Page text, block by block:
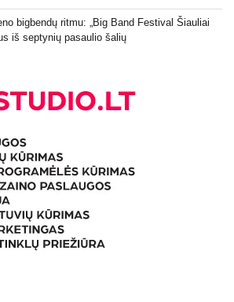
bigbendų ritmu: „Big Band Festival Šiauliai
iš septynių pasaulio šalių